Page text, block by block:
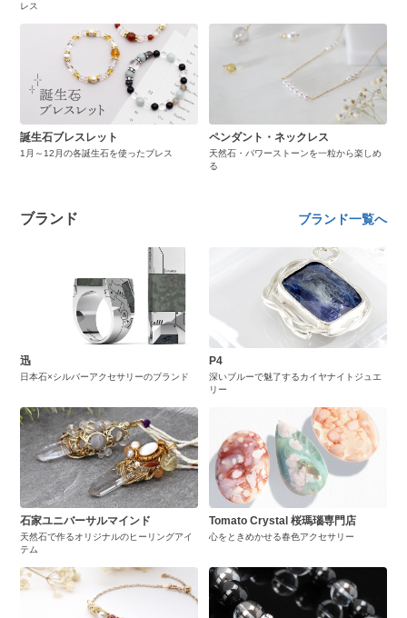
レス
誕生石ブレスレット
1月～12月の各誕生石を使ったブレス
ペンダント・ネックレス
天然石・パワーストーンを一粒から楽しめ
る
ブランド ブランド一覧へ
迅
日本石×シルバーアクセサリーのブランド
P4
深いブルーで魅了するカイヤナイトジュエ
リー
石家ユニバーサルマインド
天然石で作るオリジナルのヒーリングアイ
テム
Tomato Crystal 桜瑪瑙専門店
心をときめかせる春色アクセサリー